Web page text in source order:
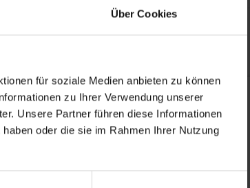
Über Cookies
für soziale Medien anbieten zu können
zu Ihrer Verwendung unserer
Unsere Partner führen diese Informationen
oder die sie im Rahmen Ihrer Nutzung